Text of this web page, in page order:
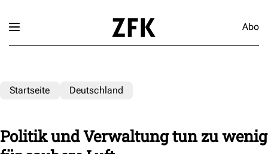
Abo
Startseite Deutschland
Politik und Verwaltung tun zu wenig